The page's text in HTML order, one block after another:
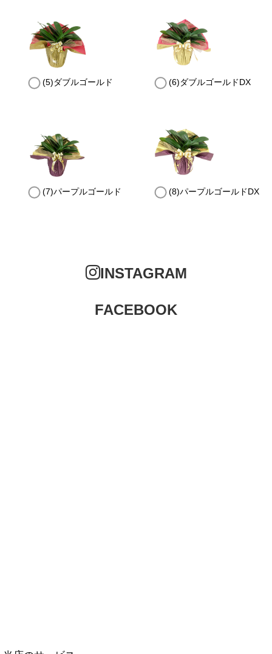
(5)ダブルゴールド (6)ダブルゴールドDX
(7)パープルゴールド (8)パープルゴールドDX
INSTAGRAM
FACEBOOK